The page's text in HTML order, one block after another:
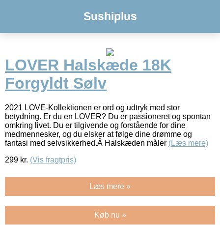
Sushiplus
LOVER Halskæde 18K
Forgyldt Sølv
2021 LOVE-Kollektionen er ord og udtryk med stor
betydning. Er du en LOVER? Du er passioneret og spontan
omkring livet. Du er tilgivende og forstående for dine
medmennesker, og du elsker at følge dine drømme og
fantasi med selvsikkerhed.Â Halskæden måler (Læs mere)
299 kr. (Vis fragtpris)
Læs mere »
Køb nu »